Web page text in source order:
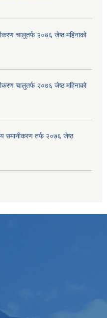
चालुतर्फ २०७६ जेष्ठ महिनाको
चालुतर्फ २०७६ जेष्ठ महिनाको
समानीकरण तर्फ २०७६ जेष्ठ